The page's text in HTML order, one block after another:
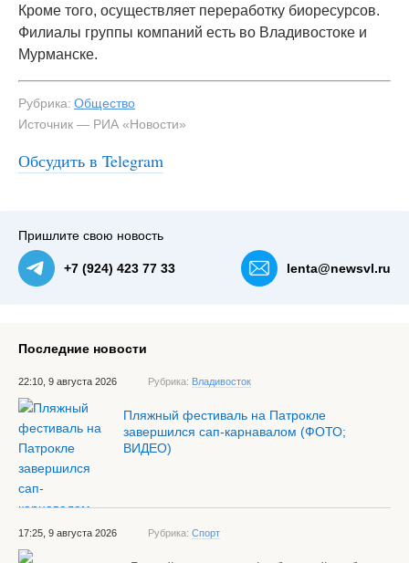
Кроме того, осуществляет переработку биоресурсов.
Филиалы группы компаний есть во Владивостоке и
Мурманске.
Рубрика: Общество
Источник — РИА «Новости»
Обсудить в Telegram
Пришлите свою новость
+7 (924) 423 77 33 lenta@newsvl.ru
Последние новости
22:10, 9 августа 2026 Рубрика: Владивосток
Пляжный фестиваль на Патрокле
завершился сап-карнавалом (ФОТО;
ВИДЕО)
17:25, 9 августа 2026 Рубрика: Спорт